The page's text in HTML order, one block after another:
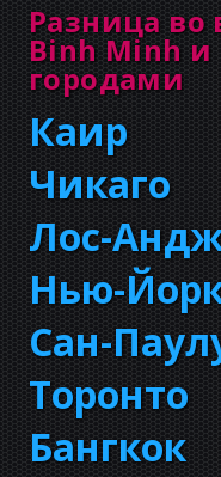
Разница
Binh Minh
городами
Каир
Чикаго
Лос-
Нью-
Сан-
Торонто
Бангкок